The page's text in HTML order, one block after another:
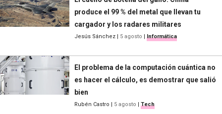
produce el 99 % del metal que llevan tu
cargador y los radares militares
Jesús Sánchez | 5 agosto | Informática
El problema de la computación cuántica no
es hacer el cálculo, es demostrar que salió
bien
Rubén Castro | 5 agosto | Tech